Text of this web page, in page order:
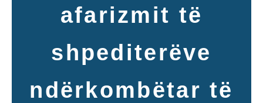
afarizmit të
shpediterëve
ndërkombëtar të